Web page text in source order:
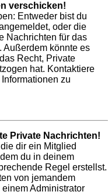
verschicken!
Entweder bist du
oder die
Nachrichten für das
Außerdem könnte es
Recht, Private
hat. Kontaktiere
zu
Private Nachrichten!
dir ein Mitglied
du in deinem
Regel erstellst.
von jemandem
Administrator